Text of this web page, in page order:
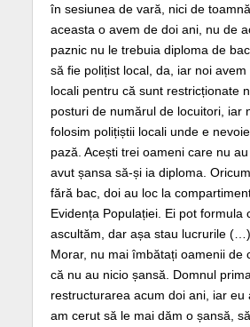
în sesiunea de vară, nici de
aceasta o avem de doi ani, nu de
paznic nu le trebuia diploma de
să fie polițist local, da, iar noi
locali pentru că sunt restricționate
posturi de numărul de locuitori, iar
folosim polițiștii locali unde e
pază. Acești trei oameni care nu
avut șansa să-și ia diploma.
fără bac, doi au loc la
Evidența Populației. Ei pot formula
ascultăm, dar așa stau lucrurile
Morar, nu mai îmbătați oamenii de
că nu au nicio șansă. Domnul
restructurarea acum doi ani, iar eu
am cerut să le mai dăm o șansă,